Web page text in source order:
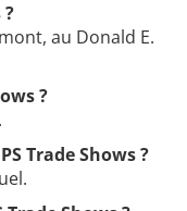
?
au Donald E.
?
Trade Shows ?